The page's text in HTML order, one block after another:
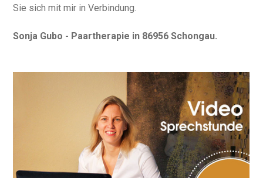
Sie sich mit mir in Verbindung.
Sonja Gubo - Paartherapie in 86956 Schongau.